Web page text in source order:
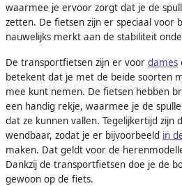
waarmee je ervoor zorgt dat je de
zetten. De fietsen zijn er speciaal voor
nauwelijks merkt aan de stabiliteit
De transportfietsen zijn er voor dames
betekent dat je met de beide soorten
mee kunt nemen. De fietsen hebben
een handig rekje, waarmee je de
dat ze kunnen vallen. Tegelijkertijd zijn
wendbaar, zodat je er bijvoorbeeld in
maken. Dat geldt voor de
Dankzij de transportfietsen doe je de
gewoon op de fiets.